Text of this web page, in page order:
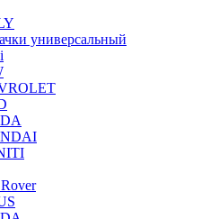
универсальный